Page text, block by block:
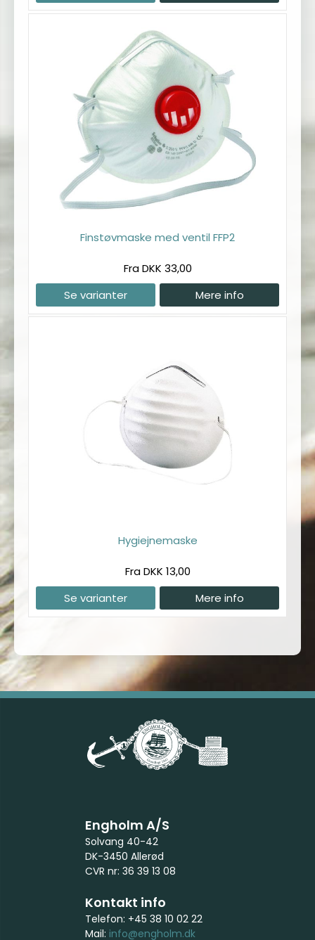
Finstøvmaske med ventil FFP2
Fra DKK 33,00
Se varianter
Mere info
Hygiejnemaske
Fra DKK 13,00
Se varianter
Mere info
Engholm A/S
Solvang 40-42
DK-3450 Allerød
CVR nr: 36 39 13 08
Kontakt info
Telefon: +45 38 10 02 22
Mail: info@engholm.dk